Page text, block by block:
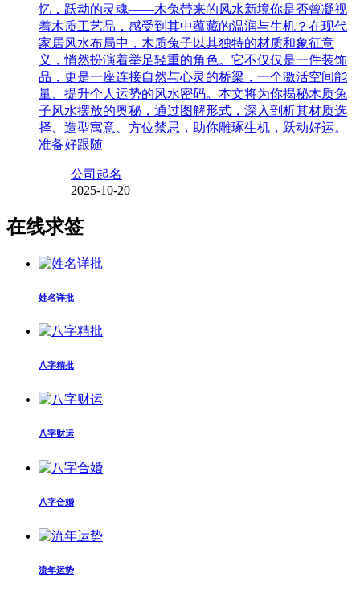
忆，跃动的灵魂——木兔带来的风水新境你是否曾凝视
着木质工艺品，感受到其中蕴藏的温润与生机？在现代
家居风水布局中，木质兔子以其独特的材质和象征意
义，悄然扮演着举足轻重的角色。它不仅仅是一件装饰
品，更是一座连接自然与心灵的桥梁，一个激活空间能
量、提升个人运势的风水密码。本文将为你揭秘木质兔
子风水摆放的奥秘，通过图解形式，深入剖析其材质选
择、造型寓意、方位禁忌，助你雕琢生机，跃动好运。
准备好跟随
公司起名
2025-10-20
在线求签
姓名详批
八字精批
八字财运
八字合婚
流年运势